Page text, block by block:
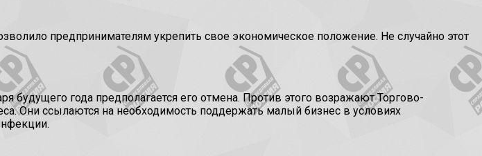
предпринимателям укрепить свое экономическое положение. Не случайно этот
года предполагается его отмена. Против этого возражают Торгово-
Они ссылаются на необходимость поддержать малый бизнес в условиях